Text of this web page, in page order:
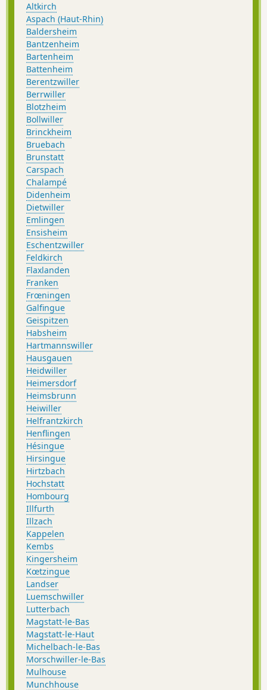
Altkirch
Aspach (Haut-Rhin)
Baldersheim
Bantzenheim
Bartenheim
Battenheim
Berentzwiller
Berrwiller
Blotzheim
Bollwiller
Brinckheim
Bruebach
Brunstatt
Carspach
Chalampé
Didenheim
Dietwiller
Emlingen
Ensisheim
Eschentzwiller
Feldkirch
Flaxlanden
Franken
Frœningen
Galfingue
Geispitzen
Habsheim
Hartmannswiller
Hausgauen
Heidwiller
Heimersdorf
Heimsbrunn
Heiwiller
Helfrantzkirch
Henflingen
Hésingue
Hirsingue
Hirtzbach
Hochstatt
Hombourg
Illfurth
Illzach
Kappelen
Kembs
Kingersheim
Kœtzingue
Landser
Luemschwiller
Lutterbach
Magstatt-le-Bas
Magstatt-le-Haut
Michelbach-le-Bas
Morschwiller-le-Bas
Mulhouse
Munchhouse